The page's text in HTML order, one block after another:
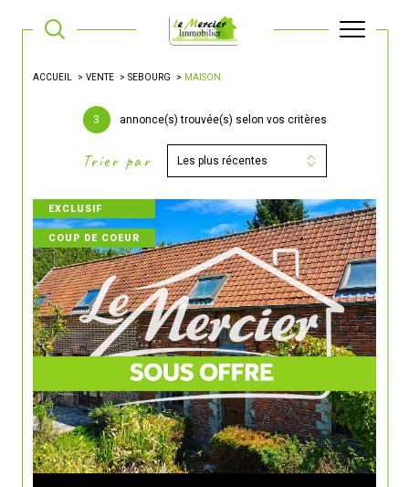
ACCUEIL VENTE SEBOURG MAISON
3 annonce(s) trouvée(s) selon vos critères
Trier par Les plus récentes
EXCLUSIF
COUP DE COEUR